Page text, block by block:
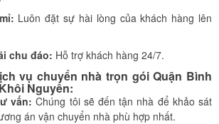
Luôn đặt sự hài lòng của khách hàng lên
chu đáo: Hỗ trợ khách hàng 24/7.
vụ chuyển nhà trọn gói Quận Bình
Nguyên:
vấn: Chúng tôi sẽ đến tận nhà để khảo sát
án vận chuyển nhà phù hợp nhất.